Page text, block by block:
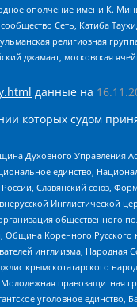
ополчение имени К.
Сеть, Катиба
религиозная
джамаат, московская
данные на
которых судом
Духовного
единство,
Славянский союз,
общественного
Коренного
инглиизма,
крымскотатарского
правозащитная
уголовное